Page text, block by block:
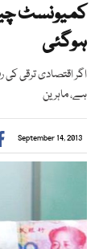
ہوگئی
اگر اقتصادی ترقی کی
ہے، ماہرین
September 14, 2013